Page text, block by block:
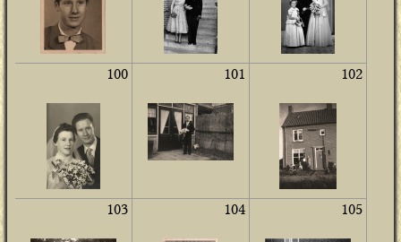
100 101 102
103 104 105